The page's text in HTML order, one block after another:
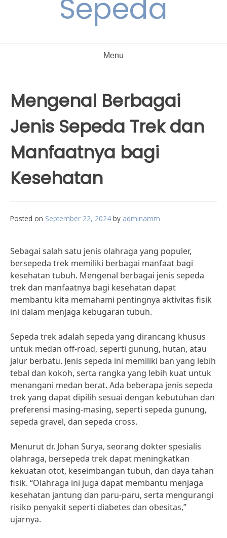
Sepeda
Menu
Mengenal Berbagai
Jenis Sepeda Trek dan
Manfaatnya bagi
Kesehatan
Posted on September 22, 2024 by adminamm
Sebagai salah satu jenis olahraga yang populer,
bersepeda trek memiliki berbagai manfaat bagi
kesehatan tubuh. Mengenal berbagai jenis sepeda
trek dan manfaatnya bagi kesehatan dapat
membantu kita memahami pentingnya aktivitas fisik
ini dalam menjaga kebugaran tubuh.
Sepeda trek adalah sepeda yang dirancang khusus
untuk medan off-road, seperti gunung, hutan, atau
jalur berbatu. Jenis sepeda ini memiliki ban yang lebih
tebal dan kokoh, serta rangka yang lebih kuat untuk
menangani medan berat. Ada beberapa jenis sepeda
trek yang dapat dipilih sesuai dengan kebutuhan dan
preferensi masing-masing, seperti sepeda gunung,
sepeda gravel, dan sepeda cross.
Menurut dr. Johan Surya, seorang dokter spesialis
olahraga, bersepeda trek dapat meningkatkan
kekuatan otot, keseimbangan tubuh, dan daya tahan
fisik. “Olahraga ini juga dapat membantu menjaga
kesehatan jantung dan paru-paru, serta mengurangi
risiko penyakit seperti diabetes dan obesitas,”
ujarnya.